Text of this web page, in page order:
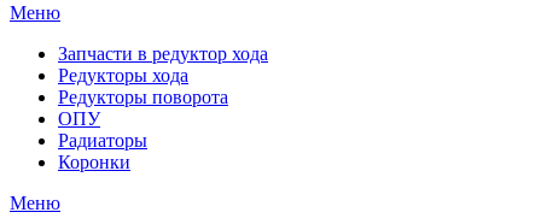
Меню
Запчасти в редуктор хода
Редукторы хода
Редукторы поворота
ОПУ
Радиаторы
Коронки
Меню